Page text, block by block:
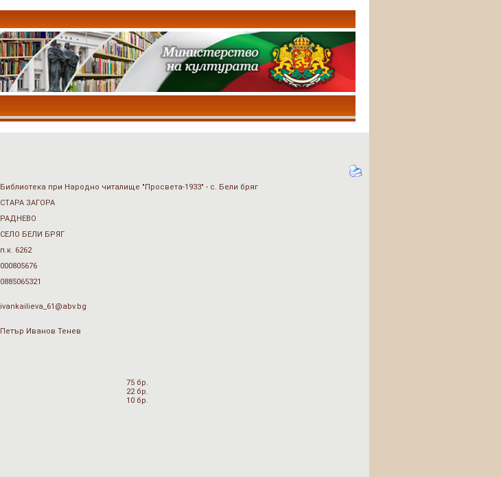
Библиотека при Народно читалище "Просвета-1933" - с. Бели бряг
СТАРА ЗАГОРА
РАДНЕВО
СЕЛО БЕЛИ БРЯГ
п.к. 6262
000805676
0885065321
ivankailieva_61@abv.bg
Петър Иванов Тенев
75 бр.
22 бр.
10 бр.